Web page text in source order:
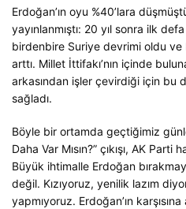
Erdoğan’ın oyu %40’lara
yayınlanmıştı: 20 yıl sonra ilk
birdenbire Suriye devrimi oldu ve
arttı. Millet İttifakı’nın içinde
arkasından işler çevirdiği için bu
sağladı.
Böyle bir ortamda geçtiğimiz
Daha Var Mısın?” çıkışı, AK
Büyük ihtimalle Erdoğan
değil. Kızıyoruz, yenilik lazım
yapmıyoruz. Erdoğan’ın